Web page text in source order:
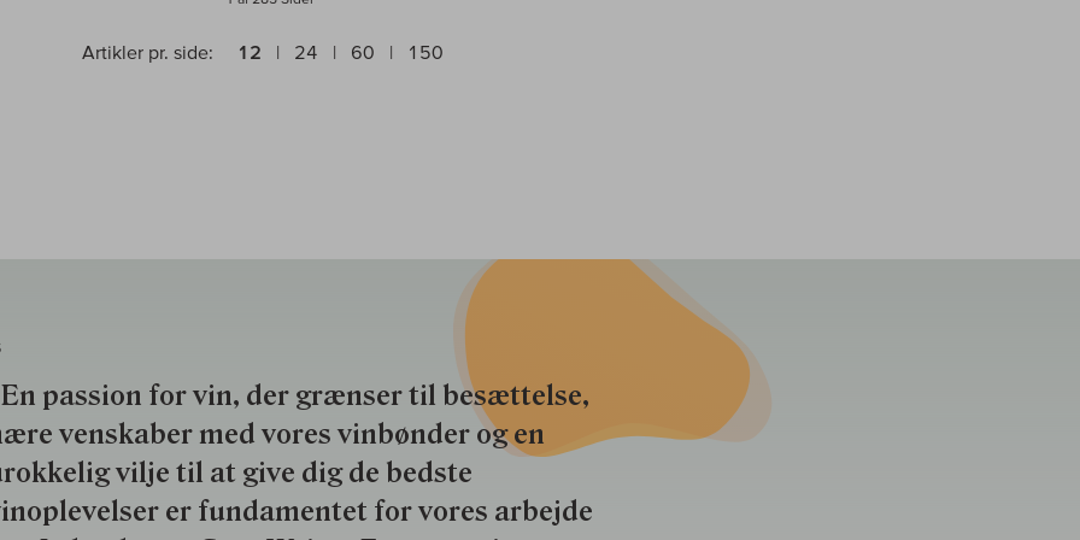
Artikler pr. side: 12 24 60 150
passion for vin, der grænser til besættelse,
venskaber med vores vinbønder og en
vilje til at give dig de bedste
er fundamentet for vores arbejde